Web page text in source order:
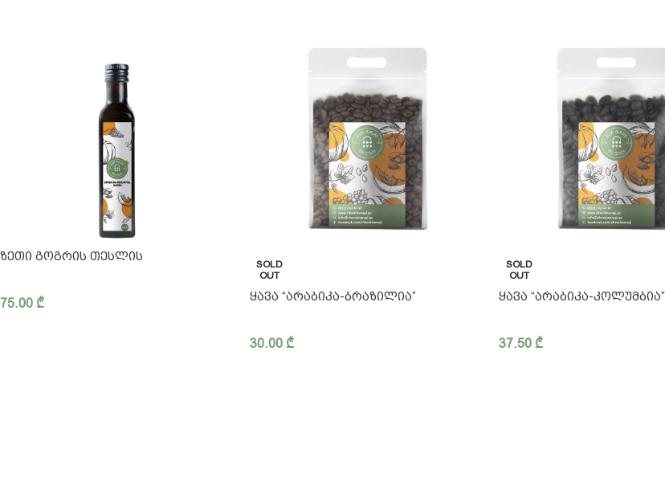
ᲖᲔᲗᲘ ᲒᲝᲒᲠᲘᲡ ᲗᲔᲡᲚᲘᲡ
75.00 ₾
SOLD
OUT
ᲧᲐᲕᲐ “ᲐᲠᲐᲑᲘᲙᲐ-ᲑᲠᲐᲖᲘᲚᲘᲐ”
30.00 ₾
SOLD
OUT
ᲧᲐᲕᲐ “ᲐᲠᲐᲑᲘᲙᲐ-ᲙᲝᲚᲣᲛᲑᲘᲐ”
37.50 ₾